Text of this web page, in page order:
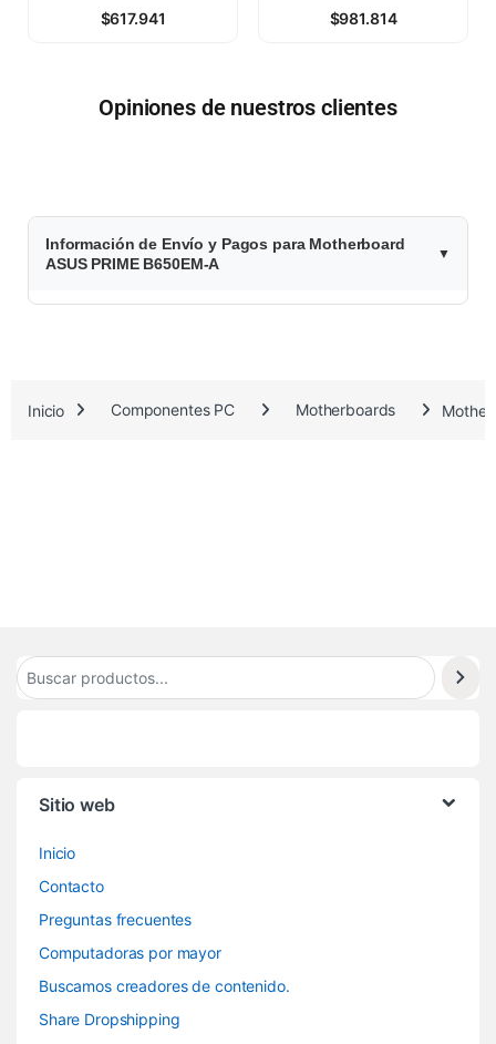
$617.941 $981.814
Opiniones de nuestros clientes
$
2
3
.
Información de Envío y Pagos para Motherboard
ASUS PRIME B650EM-A
Inicio Componentes PC Motherboards
Sitio web
Inicio
Contacto
Preguntas frecuentes
Computadoras por mayor
Buscamos creadores de contenido.
Share Dropshipping